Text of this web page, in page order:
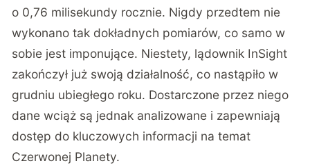
o 0,76 milisekundy rocznie. Nigdy przedtem nie
wykonano tak dokładnych pomiarów, co samo w
sobie jest imponujące. Niestety, lądownik InSight
zakończył już swoją działalność, co nastąpiło w
grudniu ubiegłego roku. Dostarczone przez niego
dane wciąż są jednak analizowane i zapewniają
dostęp do kluczowych informacji na temat
Czerwonej Planety.